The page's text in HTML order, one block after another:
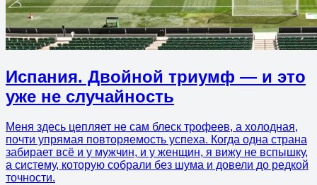
Испания. Двойной триумф — и это
уже не случайность
Меня здесь цепляет не сам блеск трофеев, а холодная,
почти упрямая повторяемость успеха. Когда одна страна
забирает всё и у мужчин, и у женщин, я вижу не вспышку,
а систему, которую собрали без шума и довели до редкой
точности.